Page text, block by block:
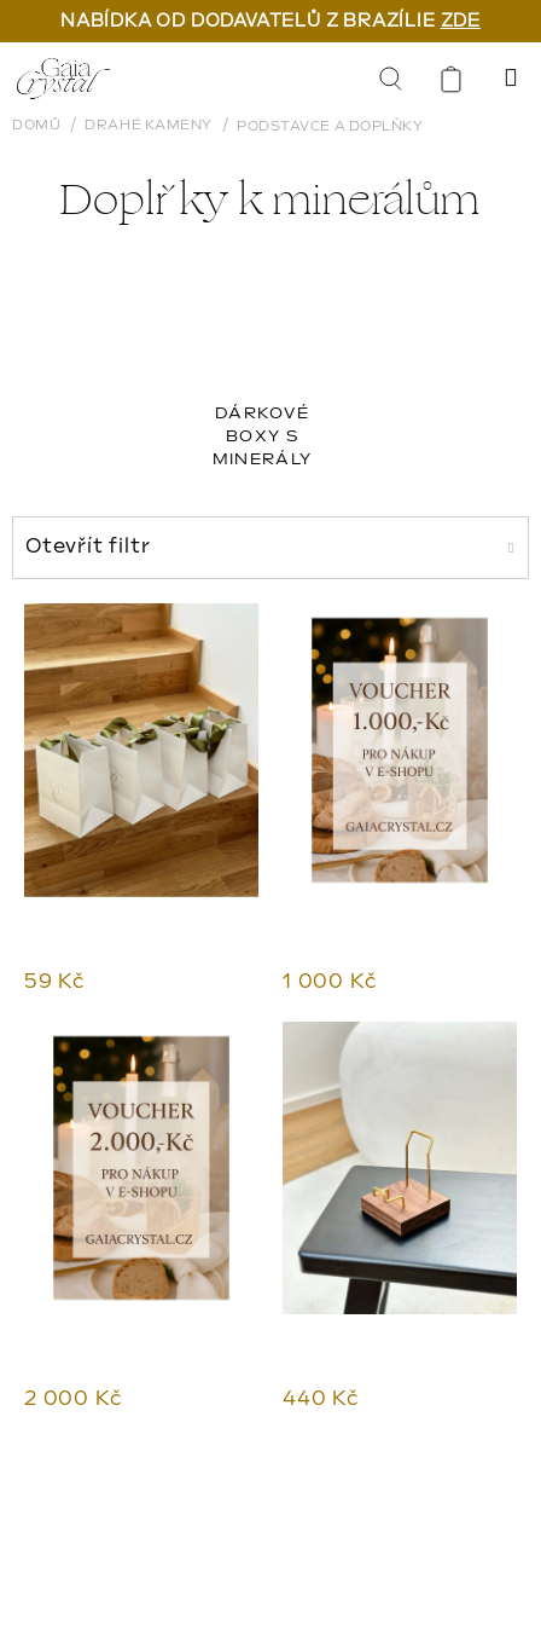
NABÍDKA OD DODAVATELŮ Z BRAZÍLIE ZDE
Přejít
na
obsah
Hledat
DOMŮ DRAHÉ KAMENY PODSTAVCE A DOPLŇKY
Doplňky k minerálům
DÁRKOVÉ
BOXY S
MINERÁLY
Otevřít filtr
V
ý
p
s
p
o
d
k59 Kč 1 000 Kč
2 000 Kč 440 Kč